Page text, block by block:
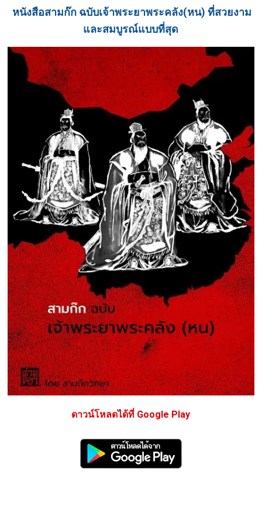
หนังสือสามก๊ก ฉบับเจ้าพระยาพระคลัง(หน) ที่สวยงาม
และสมบูรณ์แบบที่สุด
ดาวน์โหลดได้ที่ Google Play